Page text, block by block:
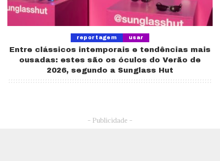
reportagem usar
Entre clássicos intemporais e tendências mais
ousadas: estes são os óculos do Verão de
2026, segundo a Sunglass Hut
- Publicidade -